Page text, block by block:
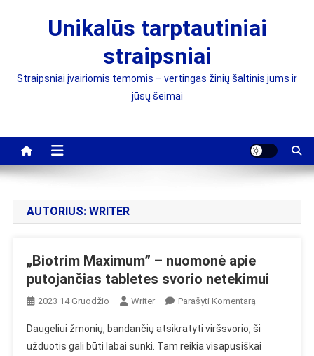
Unikalūs tarptautiniai
straipsniai
Straipsniai įvairiomis temomis – vertingas žinių šaltinis jums ir
jūsų šeimai
AUTORIUS: WRITER
„Biotrim Maximum” – nuomonė apie
putojančias tabletes svorio netekimui
2023 14 Gruodžio Writer Parašyti KomentarąOn
Maximum”
–
Daugeliui žmonių, bandančių atsikratyti viršsvorio, ši
užduotis gali būti labai sunki. Tam reikia visapusiškai